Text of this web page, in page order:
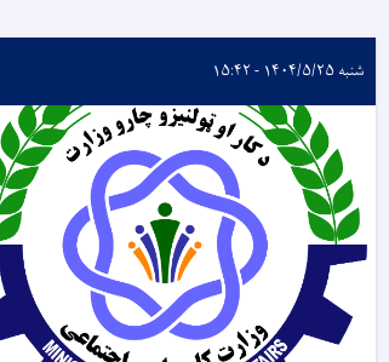
شنبه ۱۴۰۴/۵/۲۵ - ۱۵:۴۲